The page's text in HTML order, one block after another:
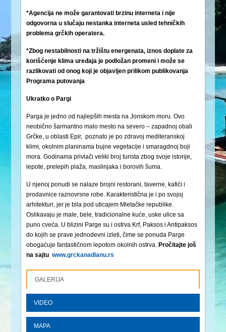
*Agencija ne može garantovati brzinu interneta i nije
odgovorna u slučaju nestanka interneta usled tehničkih
problema grčkih operatera.
*Zbog nestabilnosti na tržištu energenata, iznos doplate za
korišćenje klima uređaja je podložan promeni i može se
razlikovati od onog koji je objavljen prilikom publikovanja
Programa putovanja
Ukratko o Pargi
Parga je jedno od najlepših mesta na Jonskom moru. Ovo
neobično šarmantno malo mesto na severo – zapadnoj obali
Grčke, u oblasti Epir, poznato je po zdravoj mediteranskoj
klimi, okolnim planinama bujne vegetacije i smaragdnoj boji
mora. Godinama privlači veliki broj turista zbog svoje istorije,
lepote, prelepih plaža, maslinjaka i borovih šuma.
U njenoj ponudi se nalaze brojni restorani, taverne, kafići i
prodavnice raznovrsne robe. Karakteristična je i po svojoj
arhitekturi, jer je bila pod uticajem Mletačke republike.
Oslikavaju je male, bele, tradicionalne kuće, uske ulice sa
puno cveća. U blizini Parge su i ostrva Krf, Paksos i Antipaksos
do kojih se prave jednodevni izleti, čime se ponuda Parge
obogaćuje fantastičnom lepotom okolnih ostrva. Pročitajte još
na sajtu www.grckanadlanu.rs
GALERIJA
VIDEO
MAPA